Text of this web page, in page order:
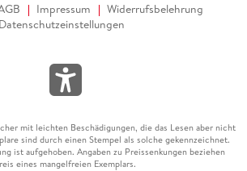
Impressum
Widerrufsbelehrung
Datenschutzeinstellungen
mit leichten Beschädigungen, die das Lesen aber nicht
sind durch einen Stempel als solche gekennzeichnet.
ist aufgehoben. Angaben zu Preissenkungen beziehen
eines mangelfreien Exemplars.